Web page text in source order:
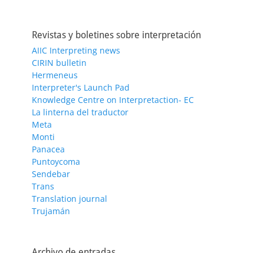
Revistas y boletines sobre interpretación
AIIC Interpreting news
CIRIN bulletin
Hermeneus
Interpreter's Launch Pad
Knowledge Centre on Interpretaction- EC
La linterna del traductor
Meta
Monti
Panacea
Puntoycoma
Sendebar
Trans
Translation journal
Trujamán